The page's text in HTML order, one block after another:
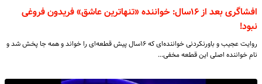
افشاگری بعد از ۱۶سال: خواننده «تنهاترین عاشق» فریدون فروغی
نبود!
روایت عجیب و باورنکردنی خواننده‌ای که ۱۶سال پیش قطعه‌ای را خواند و همه جا پخش شد و
نام خواننده اصلی این قطعه مخفی…